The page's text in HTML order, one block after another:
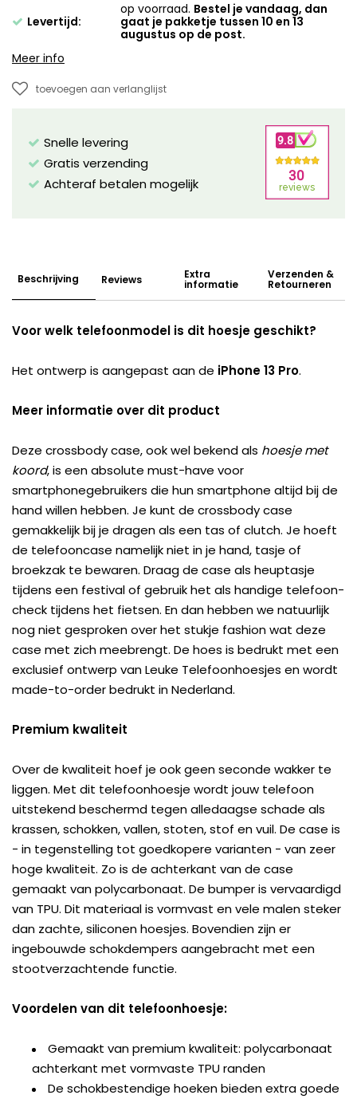
Levertijd:
op voorraad. Bestel je vandaag, dan
gaat je pakketje tussen 10 en 13
augustus op de post.
Meer info
toevoegen aan verlanglijst
Snelle levering
Gratis verzending
Achteraf betalen mogelijk
Beschrijving Reviews Extra
informatie
Verzenden &
Retourneren
Voor welk telefoonmodel is dit hoesje geschikt?
Het ontwerp is aangepast aan de iPhone 13 Pro.
Meer informatie over dit product
Deze crossbody case, ook wel bekend als hoesje met
koord, is een absolute must-have voor
smartphonegebruikers die hun smartphone altijd bij de
hand willen hebben. Je kunt de crossbody case
gemakkelijk bij je dragen als een tas of clutch. Je hoeft
de telefooncase namelijk niet in je hand, tasje of
broekzak te bewaren. Draag de case als heuptasje
tijdens een festival of gebruik het als handige telefoon-
check tijdens het fietsen. En dan hebben we natuurlijk
nog niet gesproken over het stukje fashion wat deze
case met zich meebrengt. De hoes is bedrukt met een
exclusief ontwerp van Leuke Telefoonhoesjes en wordt
made-to-order bedrukt in Nederland.
Premium kwaliteit
Over de kwaliteit hoef je ook geen seconde wakker te
liggen. Met dit telefoonhoesje wordt jouw telefoon
uitstekend beschermd tegen alledaagse schade als
krassen, schokken, vallen, stoten, stof en vuil. De case is
- in tegenstelling tot goedkopere varianten - van zeer
hoge kwaliteit. Zo is de achterkant van de case
gemaakt van polycarbonaat. De bumper is vervaardigd
van TPU. Dit materiaal is vormvast en vele malen steker
dan zachte, siliconen hoesjes. Bovendien zijn er
ingebouwde schokdempers aangebracht met een
stootverzachtende functie.
Voordelen van dit telefoonhoesje:
Gemaakt van premium kwaliteit: polycarbonaat
achterkant met vormvaste TPU randen
De schokbestendige hoeken bieden extra goede